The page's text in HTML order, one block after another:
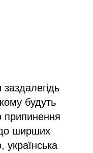
будуть
припинення
ширших
українська